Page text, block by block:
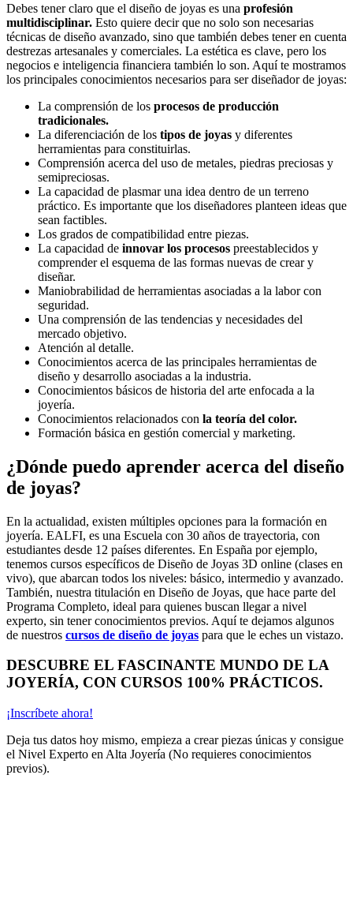
Debes tener claro que el diseño de joyas es una profesión
multidisciplinar. Esto quiere decir que no solo son necesarias
técnicas de diseño avanzado, sino que también debes tener en cuenta
destrezas artesanales y comerciales. La estética es clave, pero los
negocios e inteligencia financiera también lo son. Aquí te mostramos
los principales conocimientos necesarios para ser diseñador de joyas:
La comprensión de los procesos de producción
tradicionales.
La diferenciación de los tipos de joyas y diferentes
herramientas para constituirlas.
Comprensión acerca del uso de metales, piedras preciosas y
semipreciosas.
La capacidad de plasmar una idea dentro de un terreno
práctico. Es importante que los diseñadores planteen ideas que
sean factibles.
Los grados de compatibilidad entre piezas.
La capacidad de innovar los procesos preestablecidos y
comprender el esquema de las formas nuevas de crear y
diseñar.
Maniobrabilidad de herramientas asociadas a la labor con
seguridad.
Una comprensión de las tendencias y necesidades del
mercado objetivo.
Atención al detalle.
Conocimientos acerca de las principales herramientas de
diseño y desarrollo asociadas a la industria.
Conocimientos básicos de historia del arte enfocada a la
joyería.
Conocimientos relacionados con la teoría del color.
Formación básica en gestión comercial y marketing.
¿Dónde puedo aprender acerca del diseño
de joyas?
En la actualidad, existen múltiples opciones para la formación en
joyería. EALFI, es una Escuela con 30 años de trayectoria, con
estudiantes desde 12 países diferentes. En España por ejemplo,
tenemos cursos específicos de Diseño de Joyas 3D online (clases en
vivo), que abarcan todos los niveles: básico, intermedio y avanzado.
También, nuestra titulación en Diseño de Joyas, que hace parte del
Programa Completo, ideal para quienes buscan llegar a nivel
experto, sin tener conocimientos previos. Aquí te dejamos algunos
de nuestros cursos de diseño de joyas para que le eches un vistazo.
DESCUBRE EL FASCINANTE MUNDO DE LA
JOYERÍA, CON CURSOS 100% PRÁCTICOS.
¡Inscríbete ahora!
Deja tus datos hoy mismo, empieza a crear piezas únicas y consigue
el Nivel Experto en Alta Joyería (No requieres conocimientos
previos).